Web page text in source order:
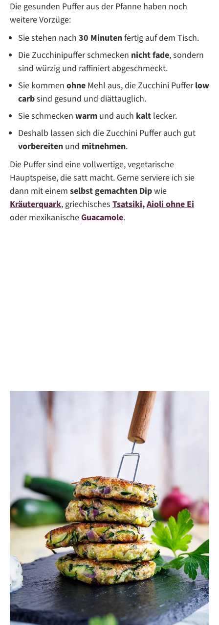
Die gesunden Puffer aus der Pfanne haben noch
weitere Vorzüge:
Sie stehen nach 30 Minutenfertig auf dem Tisch.
Die Zucchinipuffer schmecken nicht fade, sondern
sind würzig und raffiniert abgeschmeckt.
Sie kommen ohne Mehl aus, die Zucchini Pufferlow
carbsind gesund und diättauglich.
Sie schmecken warm und auch kalt lecker.
Deshalb lassen sich die Zucchini Puffer auch gut
vorbereiten und mitnehmen.
Die Puffer sind eine vollwertige, vegetarische
Hauptspeise, die satt macht. Gerne serviere ich sie
dann mit einem selbst gemachten Dipwie
Kräuterquark, griechisches Tsatsiki,Aioli ohne Ei
oder mexikanischeGuacamole.